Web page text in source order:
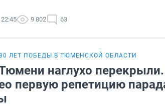
9 802 63
ЛЕТ ПОБЕДЫ В ТЮМЕНСКОЙ ОБЛАСТИ
наглухо
первую репетицию